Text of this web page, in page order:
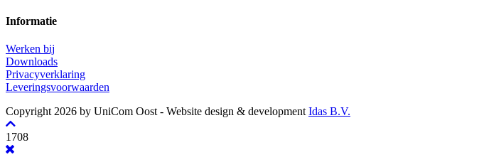
Informatie
Werken bij
Downloads
Privacyverklaring
Leveringsvoorwaarden
Copyright 2026 by UniCom Oost - Website design & development Idas B.V.
1708